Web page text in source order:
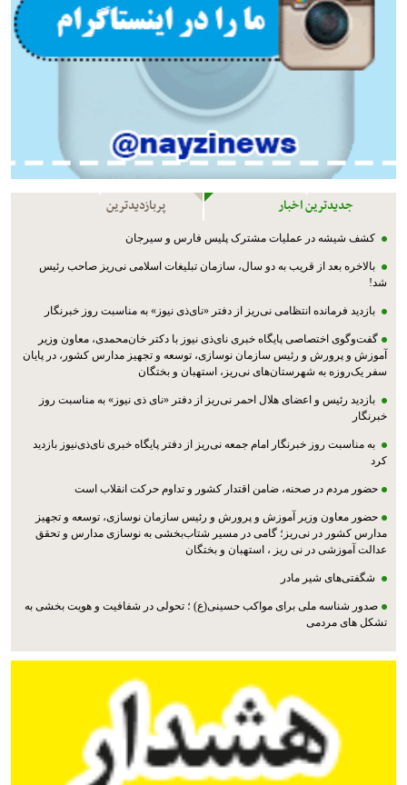
جدیدترین اخبار پربازدیدترین
کشف شیشه در عملیات مشترک پليس فارس و سیرجان
بالاخره بعد از قریب به دو سال، سازمان تبلیغات اسلامی نی‌ریز صاحب رئیس
شد!
بازدید فرمانده انتظامی نی‌ریز از دفتر «نای‌ذی نیوز» به مناسبت روز خبرنگار
گفت‌وگوی اختصاصی پایگاه خبری نای‌ذی نیوز با دکتر خان‌محمدی، معاون وزیر
آموزش و پرورش و رئیس سازمان نوسازی، توسعه و تجهیز مدارس کشور، در پایان
سفر یک‌روزه به شهرستان‌های نی‌ریز، استهبان و بختگان
بازدید رئیس و اعضای هلال احمر نی‌ریز از دفتر «نای ذی نیوز» به مناسبت روز
خبرنگار
به مناسبت روز خبرنگار امام جمعه نی‌ریز از دفتر پایگاه خبری نای‌ذی‌نیوز بازدید
کرد
حضور مردم در صحنه، ضامن اقتدار کشور و تداوم حرکت انقلاب است
حضور معاون وزیر آموزش و پرورش و رئیس سازمان نوسازی، توسعه و تجهیز
مدارس کشور در نی‌ریز؛ گامی در مسیر شتاب‌بخشی به نوسازی مدارس و تحقق
عدالت آموزشی در نی ریز ، استهبان و بختگان
شگفتی‌های شیر مادر
صدور شناسه ملی برای مواکب حسینی(ع) ؛ تحولی در شفافیت و هویت بخشی به
تشکل های مردمی